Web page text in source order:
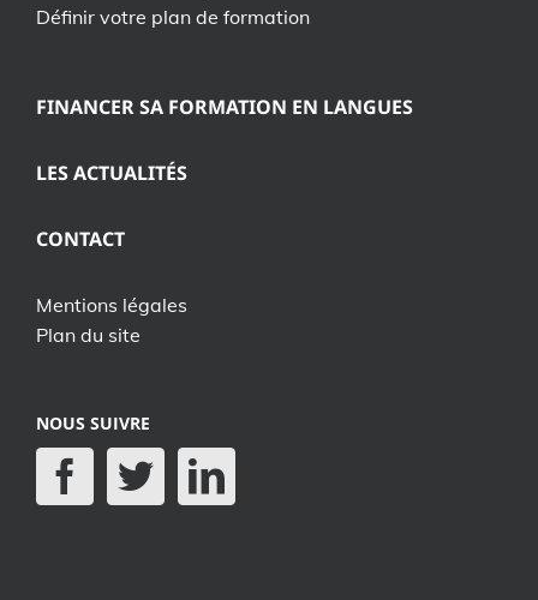
Définir votre plan de formation
FINANCER SA FORMATION EN LANGUES
LES ACTUALITÉS
CONTACT
Mentions légales
Plan du site
NOUS SUIVRE